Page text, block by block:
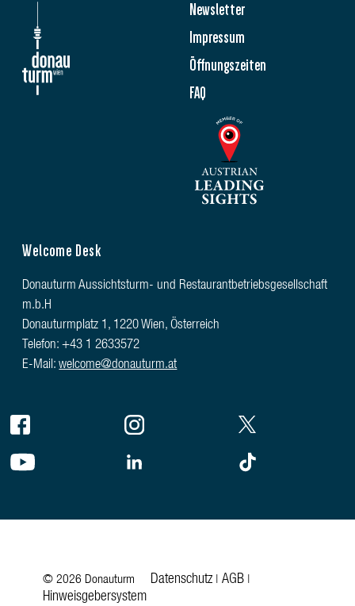
Newsletter
Impressum
Öffnungszeiten
FAQ
Welcome Desk
Donauturm Aussichtsturm- und Restaurantbetriebsgesellschaft
m.b.H
Donauturmplatz 1, 1220 Wien, Österreich
Telefon: +43 1 2633572
E-Mail:welcome@donauturm.at
© 2026 Donauturm Datenschutz| AGB|
Hinweisgebersystem